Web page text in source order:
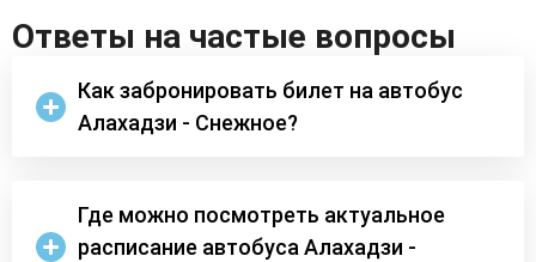
Ответы на частые вопросы
Как забронировать билет на автобус
Алахадзи - Снежное?
Где можно посмотреть актуальное
расписание автобуса Алахадзи -